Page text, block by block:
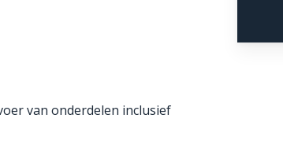
van onderdelen inclusief